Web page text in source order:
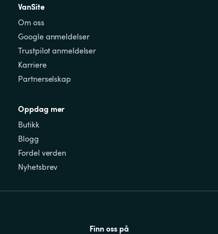
VanSite
Om oss
Google anmeldelser
Trustpilot anmeldelser
Karriere
Partnerselskap
Oppdag mer
Butikk
Blogg
Fordel verden
Nyhetsbrev
Finn oss på